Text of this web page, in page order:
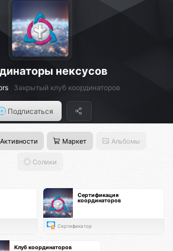
нексусов
Закрытый клуб координаторов
Подписаться
Активности Маркет Альбомы
Солики
Сертификация
координаторов
Сертификатор
Клуб координаторов